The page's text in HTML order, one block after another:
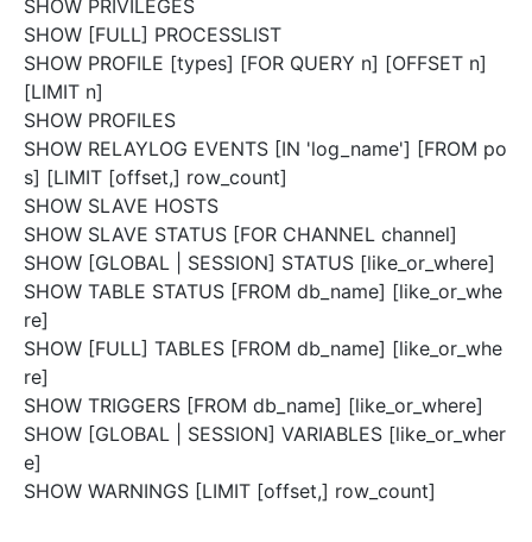
SHOW PRIVILEGES
SHOW [FULL] PROCESSLIST
SHOW PROFILE [types] [FOR QUERY n] [OFFSET n]
[LIMIT n]
SHOW PROFILES
SHOW RELAYLOG EVENTS [IN 'log_name'] [FROM po
s] [LIMIT [offset,] row_count]
SHOW SLAVE HOSTS
SHOW SLAVE STATUS [FOR CHANNEL channel]
SHOW [GLOBAL | SESSION] STATUS [like_or_where]
SHOW TABLE STATUS [FROM db_name] [like_or_whe
re]
SHOW [FULL] TABLES [FROM db_name] [like_or_whe
re]
SHOW TRIGGERS [FROM db_name] [like_or_where]
SHOW [GLOBAL | SESSION] VARIABLES [like_or_wher
e]
SHOW WARNINGS [LIMIT [offset,] row_count]